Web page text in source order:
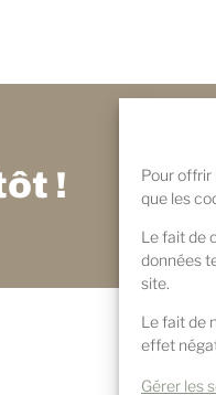
Pour offrir
que les
Le fait de
données
site.
Le fait de
effet
Gérer les
!